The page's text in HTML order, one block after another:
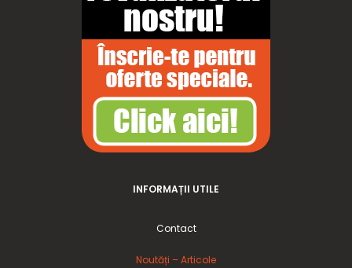
INFORMAȚII UTILE
Contact
Noutăți – Articole